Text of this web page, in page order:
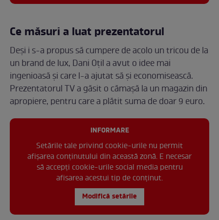
Ce măsuri a luat prezentatorul
Deși i s-a propus să cumpere de acolo un tricou de la
un brand de lux, Dani Oțil a avut o idee mai
ingenioasă și care l-a ajutat să și economisească.
Prezentatorul TV a găsit o cămașă la un magazin din
apropiere, pentru care a plătit suma de doar 9 euro.
INFORMARE
Setările tale privind cookie-urile nu permit
afișarea conținutului din această zonă. E necesar
să accepți cookie-urile social media pentru
afisarea acestui tip de conținut.
Modifică setările